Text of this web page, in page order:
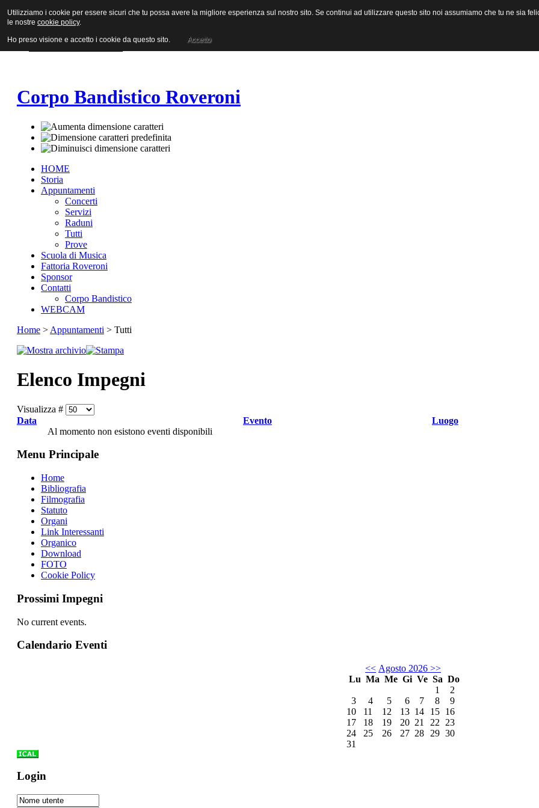
Vai al contenuto
Vai alla navigazione principale
Vai alla prima colonna
Corpo Bandistico Roveroni
HOME
Storia
Appuntamenti
Concerti
Servizi
Raduni
Tutti
Prove
Scuola di Musica
Fattoria Roveroni
Sponsor
Contatti
Corpo Bandistico
WEBCAM
Home> Appuntamenti > Tutti
Elenco Impegni
Visualizza #
Data
Evento Luogo
Al momento non esistono eventi disponibili
Menu Principale
Home
Bibliografia
Filmografia
Statuto
Organi
Link Interessanti
Organico
Download
FOTO
Cookie Policy
Prossimi Impegni
No current events.
Calendario Eventi
<< Agosto 2026 >>
Lu Ma Me Gi Ve Sa Do
1
2
3
4 5 6 7 8
9
10
11 12 13 14 15 16
17
18 19 20 21 22
23
24
25 26 27 28 29 30
31
Login
Utilizziamo i cookie per essere sicuri che tu possa avere la migliore esperienza sul nostro sito. Se continui ad utilizzare questo sito noi assumiamo che tu ne sia
le nostre cookie policy.
Ho preso visione e accetto i cookie da questo sito. Accetto